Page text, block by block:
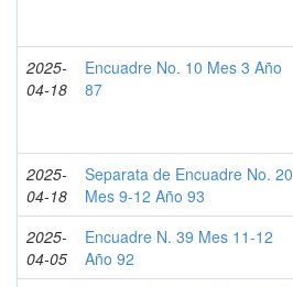
2025-
04-18
Encuadre No. 10 Mes 3 Año
87
2025-
04-18
Separata de Encuadre No. 20
Mes 9-12 Año 93
2025-
04-05
Encuadre N. 39 Mes 11-12
Año 92